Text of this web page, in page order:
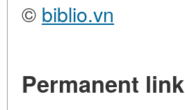
© biblio.vn
Permanent